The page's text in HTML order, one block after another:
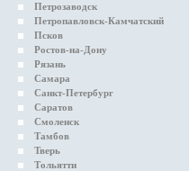
Петрозаводск
Петропавловск-Камчатский
Псков
Ростов-на-Дону
Рязань
Самара
Санкт-Петербург
Саратов
Смоленск
Тамбов
Тверь
Тольятти